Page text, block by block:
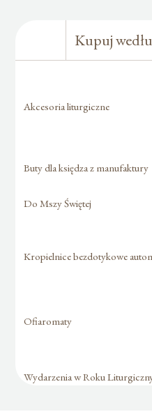
Kupuj
Akcesoria liturgiczne
Buty dla księdza z manufaktury
Do Mszy Świętej
Kropielnice bezdotykowe
Ofiaromaty
Wydarzenia w Roku